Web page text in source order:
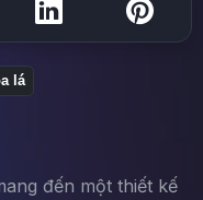
lá
đến một thiết kế